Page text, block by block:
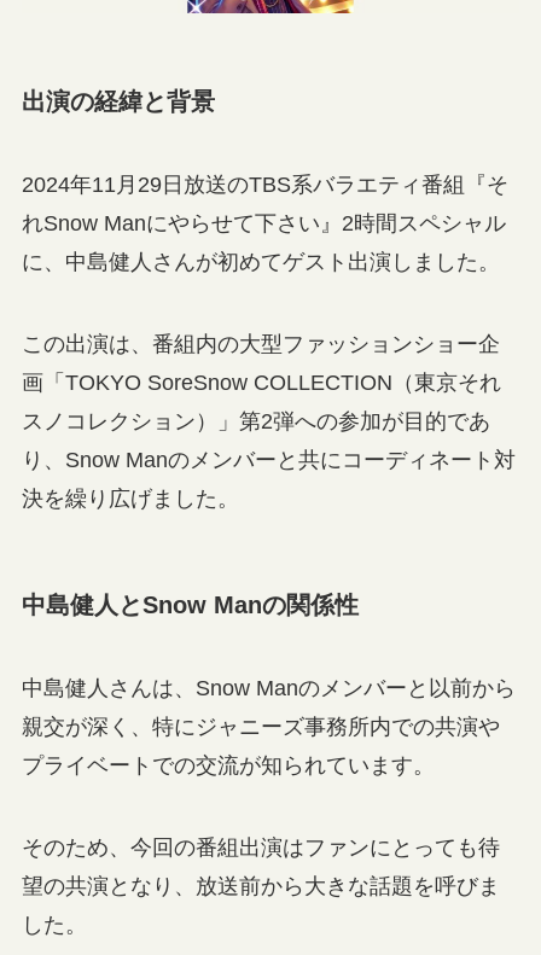
出演の経緯と背景
2024年11月29日放送のTBS系バラエティ番組『そ
れSnow Manにやらせて下さい』2時間スペシャル
に、中島健人さんが初めてゲスト出演しました。
この出演は、番組内の大型ファッションショー企
画「TOKYO SoreSnow COLLECTION（東京それ
スノコレクション）」第2弾への参加が目的であ
り、Snow Manのメンバーと共にコーディネート対
決を繰り広げました。
中島健人とSnow Manの関係性
中島健人さんは、Snow Manのメンバーと以前から
親交が深く、特にジャニーズ事務所内での共演や
プライベートでの交流が知られています。
そのため、今回の番組出演はファンにとっても待
望の共演となり、放送前から大きな話題を呼びま
した。